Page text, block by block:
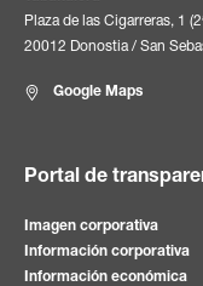
Plaza de las Cigarreras, 1
20012 Donostia / San
Google Maps
Portal de
Imagen corporativa
Información corporativa
Información económica